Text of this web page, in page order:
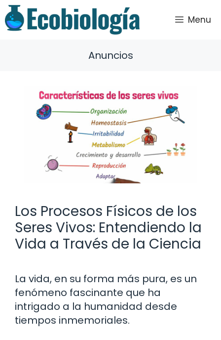
Saltar
al
contenido
Menu
Anuncios
Los Procesos Físicos de los
Seres Vivos: Entendiendo la
Vida a Través de la Ciencia
La vida, en su forma más pura, es un
fenómeno fascinante que ha
intrigado a la humanidad desde
tiempos inmemoriales.